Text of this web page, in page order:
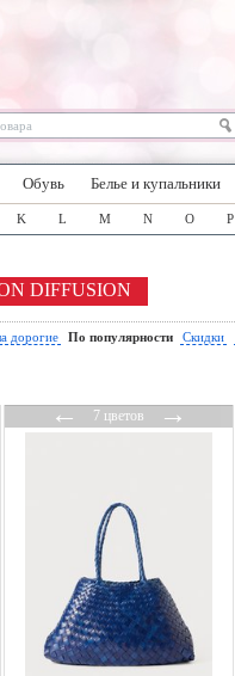
Обувь Белье и купальники
K L M N O P
DIFFUSION
дорогие По популярности Скидки
←7 цветов→